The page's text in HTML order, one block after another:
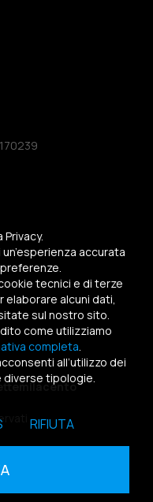
Cookies Policy
accurata
tecnici e di terze
alcuni dati,
sul nostro sito.
come utilizziamo
completa.
all’utilizzo dei
diverse tipologie.
RIFIUTA